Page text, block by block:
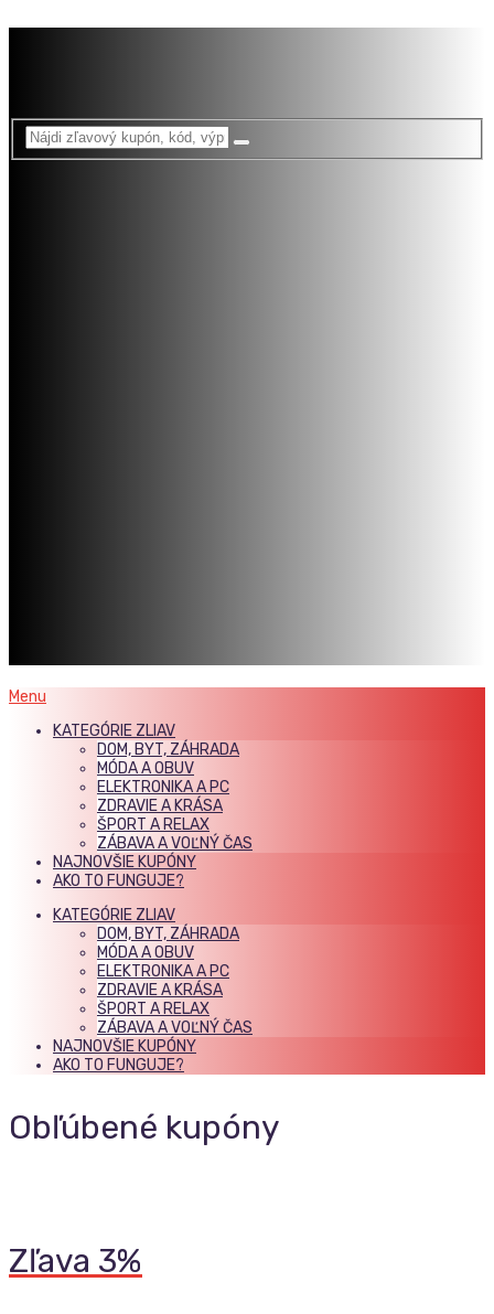
Menu
KATEGÓRIE ZLIAV
DOM, BYT, ZÁHRADA
MÓDA A OBUV
ELEKTRONIKA A PC
ZDRAVIE A KRÁSA
ŠPORT A RELAX
ZÁBAVA A VOĽNÝ ČAS
NAJNOVŠIE KUPÓNY
AKO TO FUNGUJE?
KATEGÓRIE ZLIAV
DOM, BYT, ZÁHRADA
MÓDA A OBUV
ELEKTRONIKA A PC
ZDRAVIE A KRÁSA
ŠPORT A RELAX
ZÁBAVA A VOĽNÝ ČAS
NAJNOVŠIE KUPÓNY
AKO TO FUNGUJE?
Obľúbené kupóny
Zľava 3%